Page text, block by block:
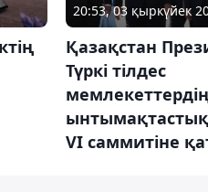
20:53, 03 қыркүйек
Қазақстан
Түркі тілдес
ынтымақтастық
VI саммитіне